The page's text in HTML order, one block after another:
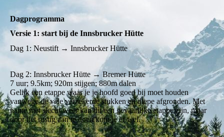
Dagprogramma
Versie 1: start bij de Innsbrucker Hütte
Dag 1: Neustift → Innsbrucker Hütte
Dag 2: Innsbrucker Hütte → Bremer Hütte
7 uur; 9.5km; 920m stijgen; 880m dalen
Gelijk een etappe waar je je hoofd goed bij moet houden
vanwege de vele verzekerde stukken en diepe afgronden. Met
name met slecht weer kan dit een gevaarlijke etappe zijn, maar
door het rustig aan te doen kom je er wel.